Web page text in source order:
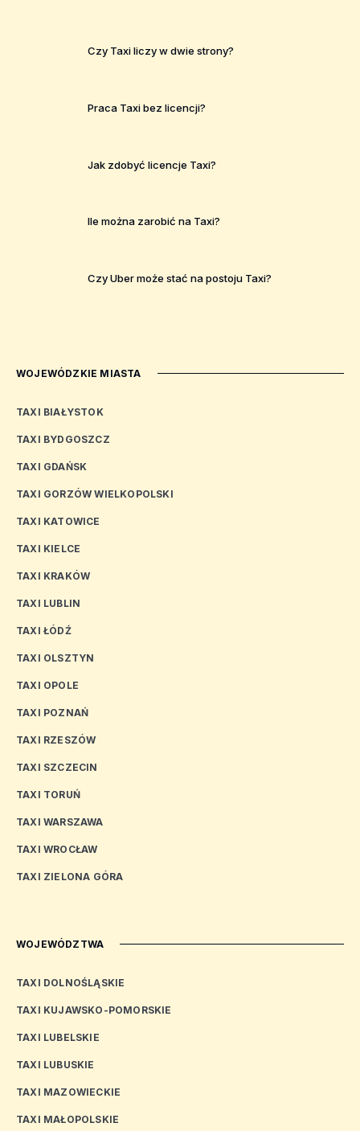
Czy Taxi liczy w dwie strony?
Praca Taxi bez licencji?
Jak zdobyć licencje Taxi?
Ile można zarobić na Taxi?
Czy Uber może stać na postoju Taxi?
WOJEWÓDZKIE MIASTA
TAXI BIAŁYSTOK
TAXI BYDGOSZCZ
TAXI GDAŃSK
TAXI GORZÓW WIELKOPOLSKI
TAXI KATOWICE
TAXI KIELCE
TAXI KRAKÓW
TAXI LUBLIN
TAXI ŁÓDŹ
TAXI OLSZTYN
TAXI OPOLE
TAXI POZNAŃ
TAXI RZESZÓW
TAXI SZCZECIN
TAXI TORUŃ
TAXI WARSZAWA
TAXI WROCŁAW
TAXI ZIELONA GÓRA
WOJEWÓDZTWA
TAXI DOLNOŚLĄSKIE
TAXI KUJAWSKO-POMORSKIE
TAXI LUBELSKIE
TAXI LUBUSKIE
TAXI MAZOWIECKIE
TAXI MAŁOPOLSKIE